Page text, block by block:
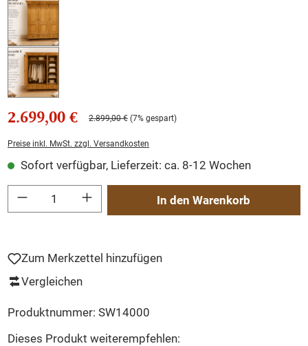
2.699,00 € 2.899,00 € (7% gespart)
Preise inkl. MwSt. zzgl. Versandkosten
Sofort verfügbar, Lieferzeit: ca. 8-12 Wochen
Produkt Anzahl: Gib den gewünschten Wert ein oder benutze die Schaltflächen
In den Warenkorb
Zum Merkzettel hinzufügen
Vergleichen
Produktnummer: SW14000
Dieses Produkt weiterempfehlen: